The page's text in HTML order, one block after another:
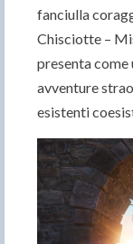
fanciulla
Chisciotte –
presenta come
avventure
esistenti